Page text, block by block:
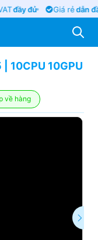
đầy đủ Giá rẻdẫn
10CPU 10GPU
về hàng